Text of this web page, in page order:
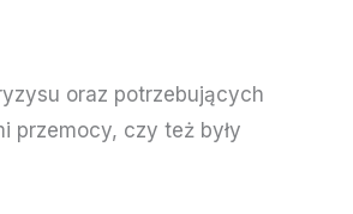
oraz potrzebujących
przemocy, czy też były